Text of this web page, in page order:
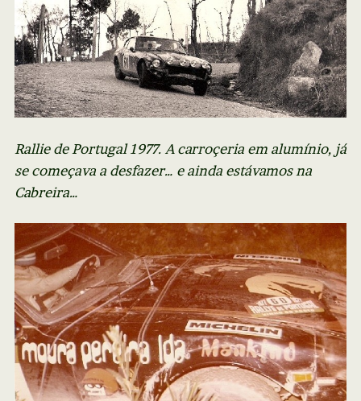
Rallie de Portugal 1977. A carroçeria em alumínio, já
se começava a desfazer… e ainda estávamos na
Cabreira…